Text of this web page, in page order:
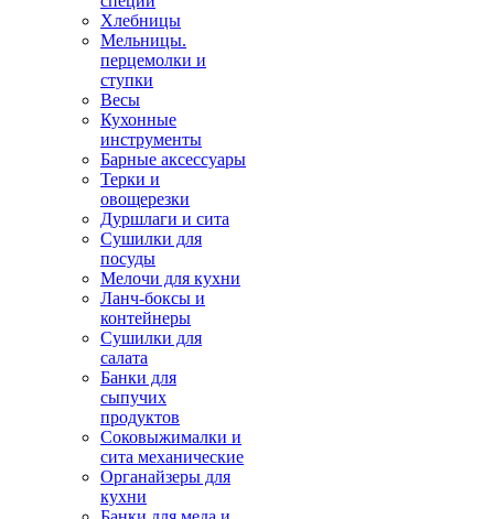
Хлебницы
Мельницы.
перцемолки и
ступки
Весы
Кухонные
инструменты
Барные аксессуары
Терки и
овощерезки
Дуршлаги и сита
Сушилки для
посуды
Мелочи для кухни
Ланч-боксы и
контейнеры
Сушилки для
салата
Банки для
сыпучих
продуктов
Соковыжималки и
сита механические
Органайзеры для
кухни